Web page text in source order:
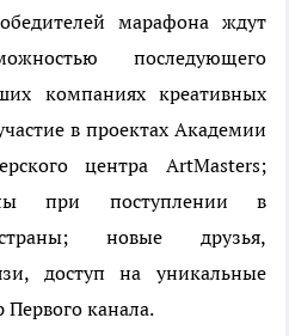
марафона ждут
последующего
компаниях креативных
в проектах Академии
центра ArtMasters;
при поступлении в
новые друзья,
доступ на уникальные
канала.